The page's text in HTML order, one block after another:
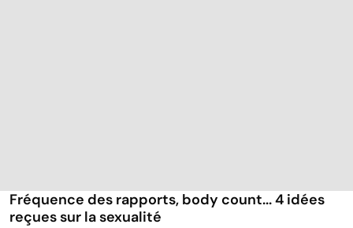
Fréquence des rapports, body count... 4 idées
reçues sur la sexualité